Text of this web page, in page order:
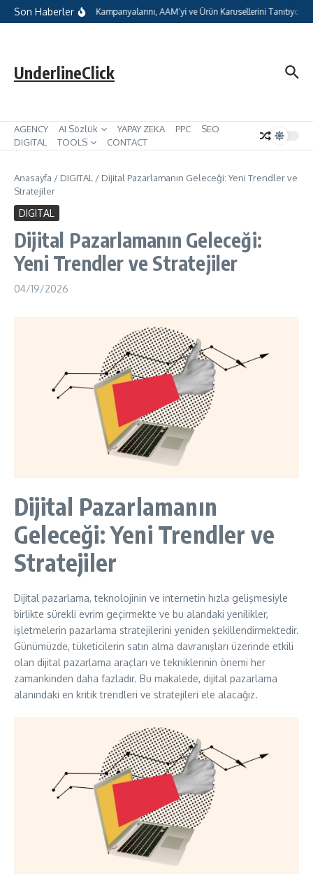
İçeriğe atla
Son Haberler
Reklamları, oCPC Kampanyalarını, AAM’yi ve Ürün Karusellerini Tanıtıyor
UnderlineClick
AGENCY AI Sözlük YAPAY ZEKA PPC
SEO
DIGITAL
TOOLS CONTACT
Anasayfa / DIGITAL / Dijital Pazarlamanın Geleceği: Yeni Trendler ve
Stratejiler
DIGITAL
Dijital Pazarlamanın Geleceği:
Yeni Trendler ve Stratejiler
04/19/2026
Dijital Pazarlamanın
Geleceği: Yeni Trendler ve
Stratejiler
Dijital pazarlama, teknolojinin ve internetin hızla gelişmesiyle
birlikte sürekli evrim geçirmekte ve bu alandaki yenilikler,
işletmelerin pazarlama stratejilerini yeniden şekillendirmektedir.
Günümüzde, tüketicilerin satın alma davranışları üzerinde etkili
olan dijital pazarlama araçları ve tekniklerinin önemi her
zamankinden daha fazladır. Bu makalede, dijital pazarlama
alanındaki en kritik trendleri ve stratejileri ele alacağız.